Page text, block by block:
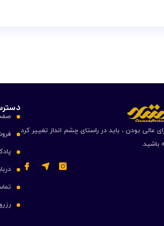
عالی بودن ، باید در راستای چشم انداز تغییر کرد
باشید.